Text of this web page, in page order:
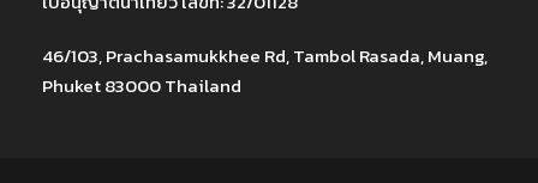
46/103, Prachasamukkhee Rd, Tambol Rasada, Muang,
Phuket 83000 Thailand